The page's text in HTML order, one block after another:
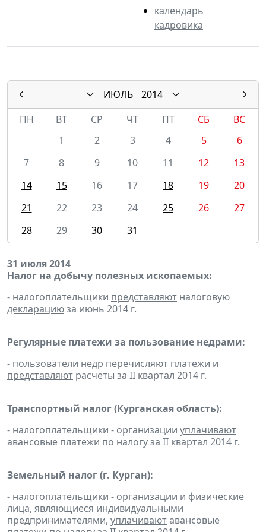
календарь
кадровика
ИЮЛЬ
2014
ПН
ВТ СР ЧТ ПТ СБ
ВС
1
2 3 4 5
6
7
8 9 10 11 12
13
14
15 16 17 18 19
20
21
22 23 24 25 26
27
28
29 30 31
31 июля 2014
Налог на добычу полезных ископаемых:
- налогоплательщики представляют налоговую
декларациюза июнь 2014 г.
Регулярные платежи за пользование недрами:
- пользователи недр перечисляют платежи и
представляют расчеты за II квартал 2014 г.
Транспортный налог (Курганская область):
- налогоплательщики - организации уплачивают
авансовые платежи по налогу за II квартал 2014 г.
Земельный налог (г. Курган):
- налогоплательщики - организации и физические
лица, являющиеся индивидуальными
предпринимателями, уплачиваютавансовые